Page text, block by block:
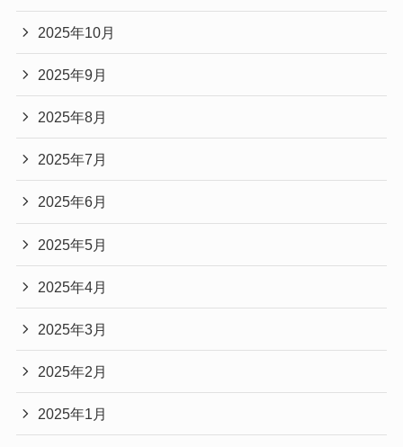
2025年10月
2025年9月
2025年8月
2025年7月
2025年6月
2025年5月
2025年4月
2025年3月
2025年2月
2025年1月